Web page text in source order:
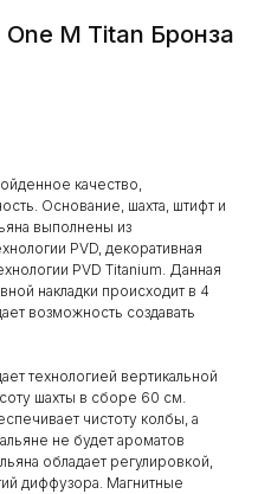
M Titan Бронза
качество,
Основание, шахта, штифт и
выполнены из
PVD, декоративная
PVD Titanium. Данная
накладки происходит в 4
возможность создавать
технологией вертикальной
шахты в сборе 60 см.
чистоту колбы, а
не будет ароматов
обладает регулировкой,
диффузора. Магнитные